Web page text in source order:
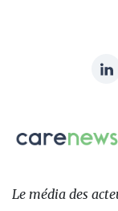
sur:
Le
des
Le média des